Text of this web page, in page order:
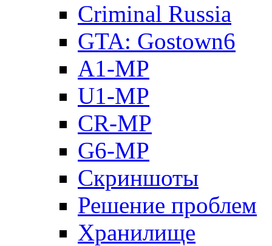
Criminal Russia
GTA: Gostown6
A1-MP
U1-MP
CR-MP
G6-MP
Скриншоты
Решение проблем
Хранилище